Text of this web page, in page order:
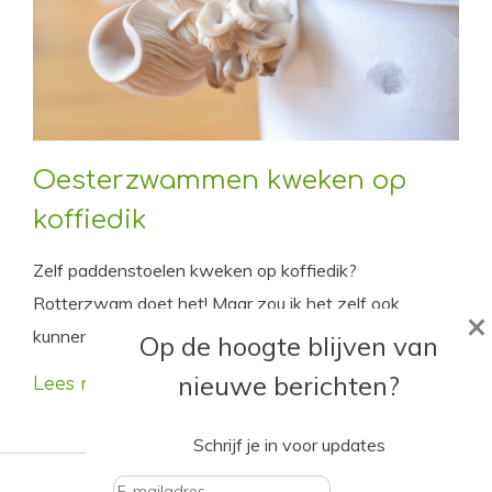
Oesterzwammen kweken op
koffiedik
Zelf paddenstoelen kweken op koffiedik?
Rotterzwam doet het! Maar zou ik het zelf ook
kunnen? Dat wilde ik natuurlijk wel eens proberen.
Lees meer
Op de hoogte blijven van
nieuwe berichten?
Schrijf je in voor updates
×